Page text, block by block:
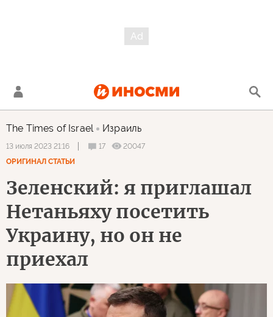
The Times of Israel Израиль
13 июля 2023 21:16 17
20047
ОРИГИНАЛ СТАТЬИ
Зеленский: я приглашал
Нетаньяху посетить
Украину, но он не
приехал